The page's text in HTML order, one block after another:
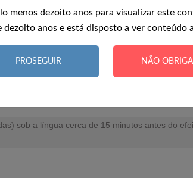
menos dezoito anos para visualizar este
dezoito anos e está disposto a ver conteúdo
PROSEGUIR NÃO
siberiano (Eleutherococcus senticosus),
15 mg L -alanina, 15 mg L-lisina, 15 mg
**RI = Ingestão de Referência.
sob a língua cerca de 15 minutos antes do